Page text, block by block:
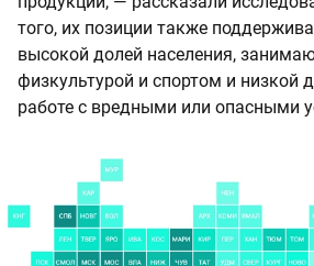
того, их позиции также
высокой долей населения,
физкультурой и спортом и низкой
работе с вредными или опасными